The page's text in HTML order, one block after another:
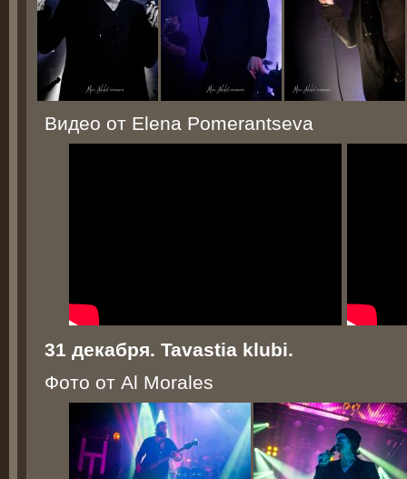
Видео от Elena Pomerantseva
31 декабря. Tavastia klubi.
Фото от Al Morales